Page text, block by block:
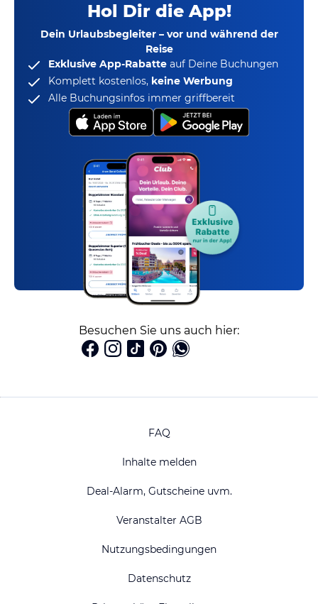
Hol Dir die App!
Dein Urlaubsbegleiter – vor und während der
Reise
Exklusive App-Rabatte auf Deine Buchungen
Komplett kostenlos, keine Werbung
Alle Buchungsinfos immer griffbereit
Besuchen Sie uns auch hier:
FAQ
Inhalte melden
Deal-Alarm, Gutscheine uvm.
Veranstalter AGB
Nutzungsbedingungen
Datenschutz